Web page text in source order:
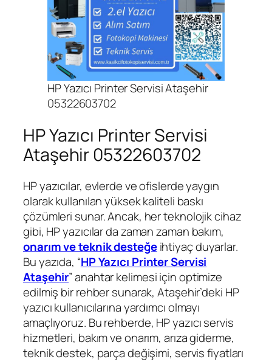
HP Yazıcı Printer Servisi Ataşehir
05322603702
HP Yazıcı Printer Servisi
Ataşehir 05322603702
HP yazıcılar, evlerde ve ofislerde yaygın
olarak kullanılan yüksek kaliteli baskı
çözümleri sunar. Ancak, her teknolojik cihaz
gibi, HP yazıcılar da zaman zaman bakım,
onarım ve teknik desteğeihtiyaç duyarlar.
Bu yazıda, “HP Yazıcı Printer Servisi
Ataşehir” anahtar kelimesi için optimize
edilmiş bir rehber sunarak, Ataşehir’deki HP
yazıcı kullanıcılarına yardımcı olmayı
amaçlıyoruz. Bu rehberde, HP yazıcı servis
hizmetleri, bakım ve onarım, arıza giderme,
teknik destek, parça değişimi, servis fiyatları